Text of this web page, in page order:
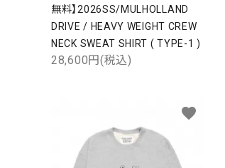
無料】2026SS/MULHOLLAND
DRIVE / HEAVY WEIGHT CREW
NECK SWEAT SHIRT ( TYPE-1 )
28,600円(税込)
favorite